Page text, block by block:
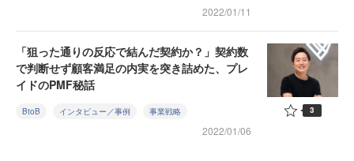
2022/01/11
「狙った通りの反応で結んだ契約か？」契約数
で判断せず顧客満足の内実を突き詰めた、プレ
イドのPMF秘話
BtoB インタビュー／事例 事業戦略
2022/01/06
3